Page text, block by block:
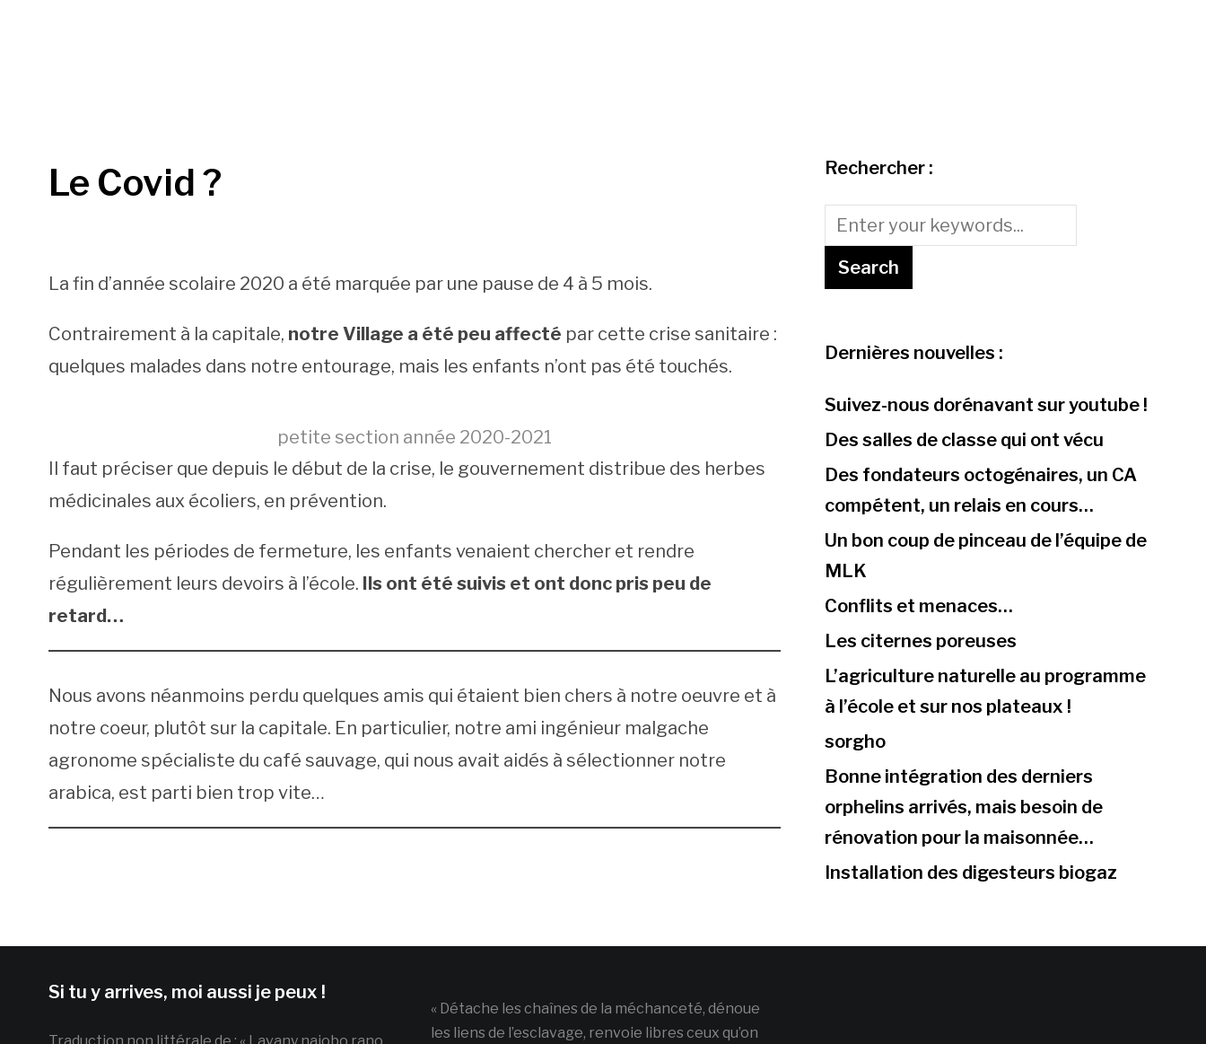
Le Covid ?
La fin d’année scolaire 2020 a été marquée par une pause de 4 à 5 mois.
Contrairement à la capitale, notre Village a été peu affecté par cette crise sanitaire :
quelques malades dans notre entourage, mais les enfants n’ont pas été touchés.
petite section année 2020-2021
Il faut préciser que depuis le début de la crise, le gouvernement distribue des herbes
médicinales aux écoliers, en prévention.
Pendant les périodes de fermeture, les enfants venaient chercher et rendre
régulièrement leurs devoirs à l’école. Ils ont été suivis et ont donc pris peu de
retard…
Nous avons néanmoins perdu quelques amis qui étaient bien chers à notre oeuvre et à
notre coeur, plutôt sur la capitale. En particulier, notre ami ingénieur malgache
agronome spécialiste du café sauvage, qui nous avait aidés à sélectionner notre
arabica, est parti bien trop vite…
Rechercher :
Dernières nouvelles :
Suivez-nous dorénavant sur youtube !
Des salles de classe qui ont vécu
Des fondateurs octogénaires, un CA
compétent, un relais en cours…
Un bon coup de pinceau de l’équipe de
MLK
Conflits et menaces…
Les citernes poreuses
L’agriculture naturelle au programme
à l’école et sur nos plateaux !
sorgho
Bonne intégration des derniers
orphelins arrivés, mais besoin de
rénovation pour la maisonnée…
Installation des digesteurs biogaz
Si tu y arrives, moi aussi je peux !
« Détache les chaînes de la méchanceté, dénoue
les liens de l’esclavage, renvoie libres ceux qu’on